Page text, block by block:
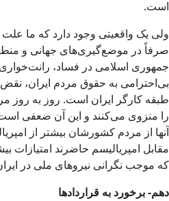
است.
ولی یک واقعیتی وجود دارد که ما
صرفاً در موضع‌گیری‌های جهانی و
جمهوری اسلامی در فساد،
بی‌احترامی به حقوق مردم ایران،
طبقه کارگر ایران است. روز به روز
را منزوی می‌کنند و این آن ضعفی
آنها از مردم کشورشان بیشتر از
مقابل امپریالیسم حاضرند امتیازات
که موجب نگرانی نیروهای ملی در
دهم- برخورد به قراردادها